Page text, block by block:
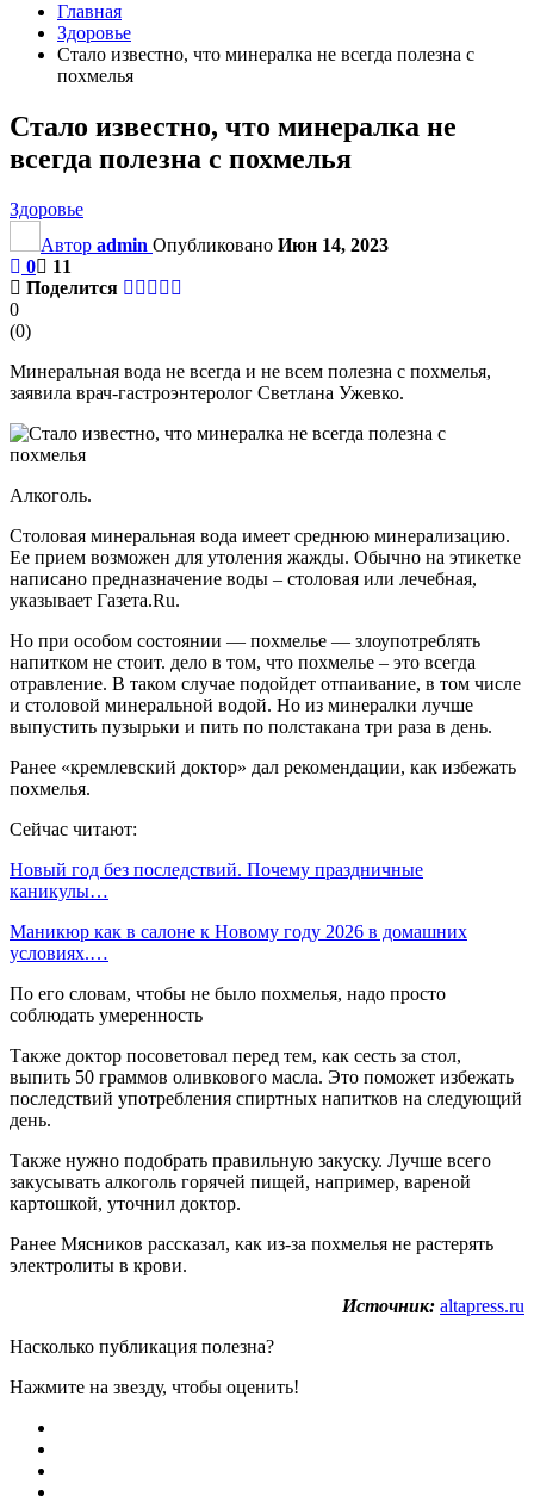
Главная
Здоровье
Стало известно, что минералка не всегда полезна с
похмелья
Стало известно, что минералка не
всегда полезна с похмелья
Здоровье
Автор admin Опубликовано Июн 14, 2023
0
11
Поделится
0
(0)
Минеральная вода не всегда и не всем полезна с похмелья,
заявила врач-гастроэнтеролог Светлана Ужевко.
Алкоголь.
Столовая минеральная вода имеет среднюю минерализацию.
Ее прием возможен для утоления жажды. Обычно на этикетке
написано предназначение воды – столовая или лечебная,
указывает Газета.Ru.
Но при особом состоянии — похмелье — злоупотреблять
напитком не стоит. дело в том, что похмелье – это всегда
отравление. В таком случае подойдет отпаивание, в том числе
и столовой минеральной водой. Но из минералки лучше
выпустить пузырьки и пить по полстакана три раза в день.
Ранее «кремлевский доктор» дал рекомендации, как избежать
похмелья.
Сейчас читают:
Новый год без последствий. Почему праздничные
каникулы…
Маникюр как в салоне к Новому году 2026 в домашних
условиях.…
По его словам, чтобы не было похмелья, надо просто
соблюдать умеренность
Также доктор посоветовал перед тем, как сесть за стол,
выпить 50 граммов оливкового масла. Это поможет избежать
последствий употребления спиртных напитков на следующий
день.
Также нужно подобрать правильную закуску. Лучше всего
закусывать алкоголь горячей пищей, например, вареной
картошкой, уточнил доктор.
Ранее Мясников рассказал, как из-за похмелья не растерять
электролиты в крови.
Источник: altapress.ru
Насколько публикация полезна?
Нажмите на звезду, чтобы оценить!